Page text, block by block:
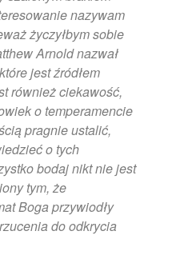
nazywam
życzyłbym sobie
Arnold nazwał
jest źródłem
również ciekawość,
o temperamencie
pragnie ustalić,
o tych
bodaj nikt nie jest
tym, że
Boga przywiodły
do odkrycia